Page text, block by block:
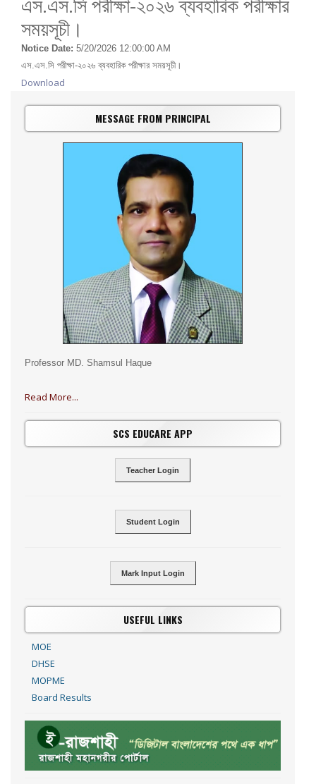
সময়সূচী।
Notice Date: 5/20/2026 12:00:00 AM
এস.এস.সি পরীক্ষা-২০২৬ ব্যবহারিক পরীক্ষার সময়সূচী।
Download
MESSAGE FROM PRINCIPAL
Professor MD. Shamsul Haque
Read More...
SCS EDUCARE APP
Teacher Login
Student Login
Mark Input Login
USEFUL LINKS
MOE
DHSE
MOPME
Board Results